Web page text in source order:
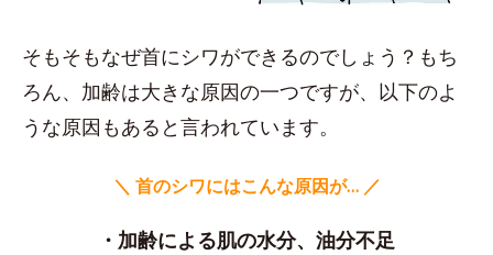
そもそもなぜ首にシワができるのでしょう？もち
ろん、加齢は大きな原因の一つですが、以下のよ
うな原因もあると言われています。
＼ 首のシワにはこんな原因が… ／
・加齢による肌の水分、油分不足